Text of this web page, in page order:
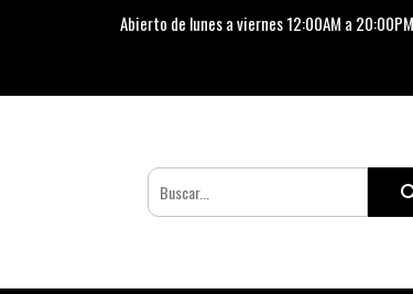
Abierto de lunes a viernes 12:00AM a